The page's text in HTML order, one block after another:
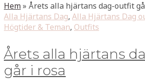
Hem» Årets alla hjärtans dag-outfit
Alla Hjärtans Dag, Alla Hjärtans Dag
Högtider & Teman, Outfits
Årets alla hjärtans
går i rosa